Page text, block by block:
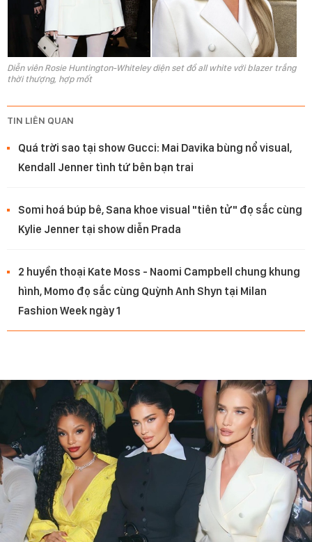
Diễn viên Rosie Huntington-Whiteley diện set đồ all white với blazer trắng
thời thượng, hợp mốt
TIN LIÊN QUAN
Quá trời sao tại show Gucci: Mai Davika bùng nổ visual,
Kendall Jenner tình tứ bên bạn trai
Somi hoá búp bê, Sana khoe visual "tiên tử" đọ sắc cùng
Kylie Jenner tại show diễn Prada
2 huyền thoại Kate Moss - Naomi Campbell chung khung
hình, Momo đọ sắc cùng Quỳnh Anh Shyn tại Milan
Fashion Week ngày 1